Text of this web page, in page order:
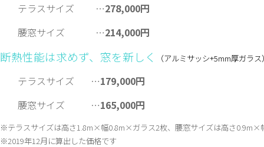
テラスサイズ …278,000円
腰窓サイズ …214,000円
断熱性能は求めず、窓を新しく （アルミサッシ+5mm厚ガラス
テラスサイズ …179,000円
腰窓サイズ …165,000円
※テラスサイズは高さ1.8m×幅0.8m×ガラス2枚、腰窓サイズは高さ0.9m×
※2019年12月に算出した価格です